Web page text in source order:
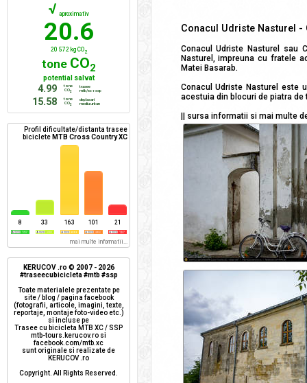
Conacul Udriste Nasturel -
Conacul Udriste Nasturel sau
Nasturel, impreuna cu fratele
Matei Basarab.
Conacul Udriste Nasturel este
acestuia din blocuri de piatra de
|| sursa informatii si mai multe
√ aproximativ
20.6
20 572 kg CO2
tone CO2
potential salvat
4.99
tone
CO2
trasee
mtb/xc + ssp
15.58
tone
CO2
deplasari
mediu urban
Profil dificultate/distanta trasee
biciclete MTB Cross Country XC
8 33 163 101 21
mai multe informatii...
KERUCOV .ro © 2007 - 2026
#traseecubicicleta #mtb #ssp
Toate materialele prezentate pe
site / blog / pagina facebook
(fotografii, articole, imagini, texte,
reportaje, montaje foto-video etc.)
si incluse pe
Trasee cu bicicleta MTB XC / SSP
mtb-tours.kerucov.ro si
facebook.com/mtb.xc
sunt originale si realizate de
KERUCOV .ro
Copyright. All Rights Reserved.